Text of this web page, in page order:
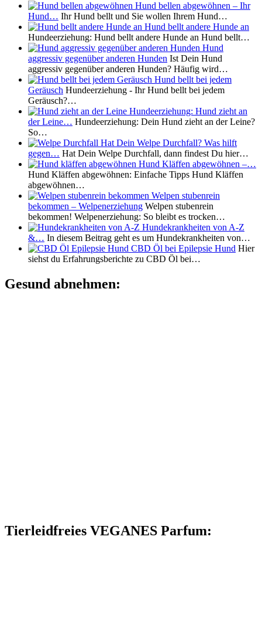
Hund bellen abgewöhnen – Ihr
Hund… Ihr Hund bellt und Sie wollen Ihrem Hund…
Hund bellt andere Hunde an
Hundeerziehung: Hund bellt andere Hunde an Hund bellt…
Hund
aggressiv gegenüber anderen Hunden Ist Dein Hund
aggressiv gegenüber anderen Hunden? Häufig wird…
Hund bellt bei jedem
Geräusch Hundeerziehung - Ihr Hund bellt bei jedem
Geräusch?…
Hundeerziehung: Hund zieht an
der Leine… Hundeerziehung: Dein Hund zieht an der Leine?
So…
Hat Dein Welpe Durchfall? Was hilft
gegen… Hat Dein Welpe Durchfall, dann findest Du hier…
Hund Kläffen abgewöhnen –…
Hund Kläffen abgewöhnen: Einfache Tipps Hund Kläffen
abgewöhnen…
Welpen stubenrein
bekommen – Welpenerziehung Welpen stubenrein
bekommen! Welpenerziehung: So bleibt es trocken…
Hundekrankheiten von A-Z
&… In diesem Beitrag geht es um Hundekrankheiten von…
CBD Öl bei Epilepsie Hund Hier
siehst du Erfahrungsberichte zu CBD Öl bei…
Gesund abnehmen:
Tierleidfreies VEGANES Parfum: